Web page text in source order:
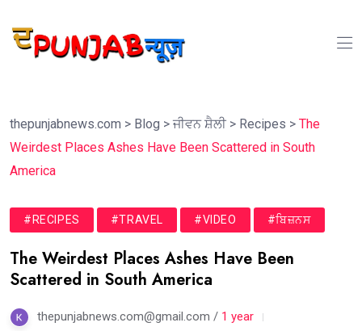
thepunjabnews.com > Blog > ਜੀਵਨ ਸ਼ੈਲੀ > Recipes > The
Weirdest Places Ashes Have Been Scattered in South
America
#RECIPES #TRAVEL #VIDEO #ਬਿਜ਼ਨਸ
The Weirdest Places Ashes Have Been
Scattered in South America
thepunjabnews.com@gmail.com / 1 year